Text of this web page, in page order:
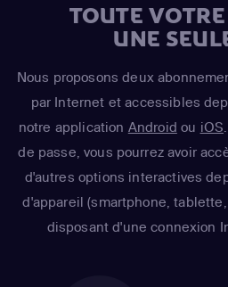
TOUTE
UNE
Nous proposons deux
par Internet et accessibles
notre application Android ou iOS
de passe, vous pourrez avoir
d'autres options interactives
d'appareil (smartphone,
disposant d'une connexion